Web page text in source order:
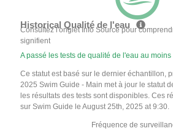
Historical Qualité de l'eau
Consultez l'onglet Info Source pour
signifient
A passé les tests de qualité de l'eau au
Ce statut est basé sur le dernier échantillon,
2025 Swim Guide - Main met à jour le statut
les résultats des tests sont disponibles. Ces
sur Swim Guide le August 25th, 2025 at 9:30.
Fréquence de